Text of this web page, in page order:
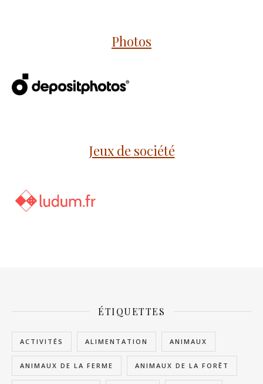
Photos
Jeux de société
ÉTIQUETTES
ACTIVITÉS ALIMENTATION ANIMAUX
ANIMAUX DE LA FERME ANIMAUX DE LA FORÊT